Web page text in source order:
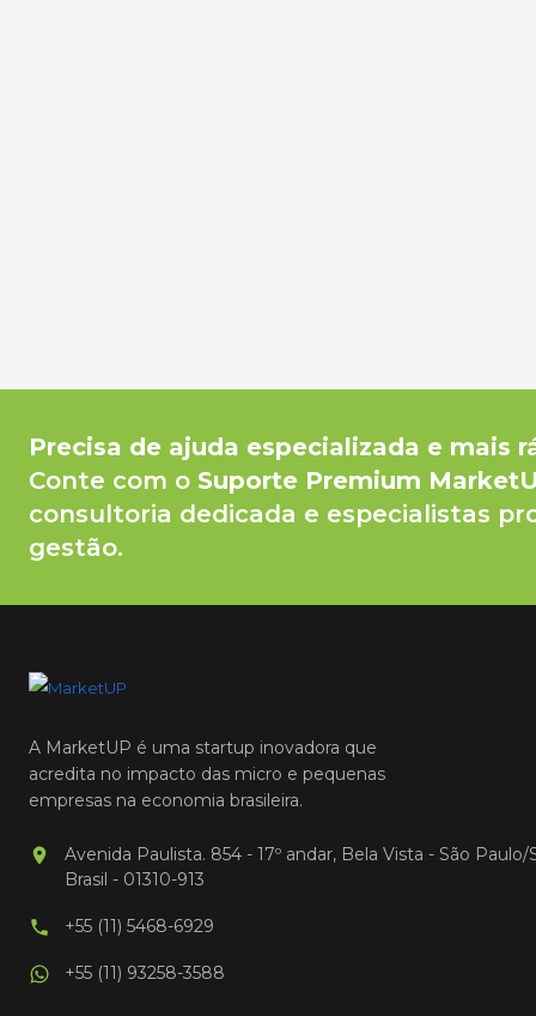
Precisa de ajuda especializada e mais
Conte com o Suporte Premium
consultoria dedicada e especialistas
gestão.
A MarketUP é uma startup inovadora que
acredita no impacto das micro e pequenas
empresas na economia brasileira.
Avenida Paulista. 854 - 17º andar, Bela Vista - São Paulo/
Brasil - 01310-913
+55 (11) 5468-6929
+55 (11) 93258-3588